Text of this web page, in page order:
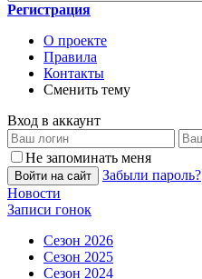
Регистрация
О проекте
Правила
Контакты
Сменить тему
Вход в аккаунт
Не запоминать меня
Войти на сайт
Забыли пароль?
Новости
Записи гонок
Сезон 2026
Сезон 2025
Сезон 2024